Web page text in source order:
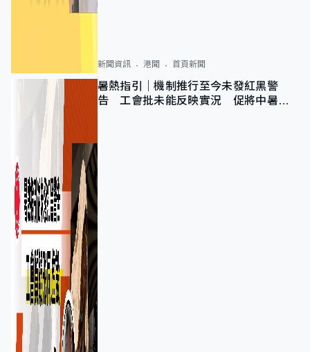
新聞資訊 港聞 首頁新聞
暑熱指引｜機制推行至今未發紅黑警
告 工會批未能反映實況 促將中暑列